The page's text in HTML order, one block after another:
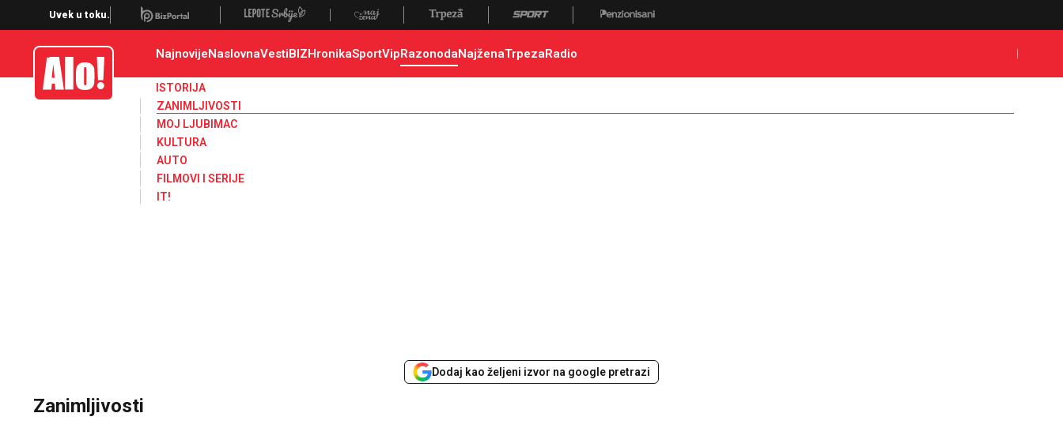
Uvek u toku.
Alo NajnovijeNaslovnaVestiBIZHronikaSportVipRazonodaNajženaTrpezaRadio
ISTORIJA
ZANIMLJIVOSTI
MOJ LJUBIMAC
KULTURA
AUTO
FILMOVI I SERIJE
IT!
Dodaj kao željeni izvor na google pretrazi
Zanimljivosti